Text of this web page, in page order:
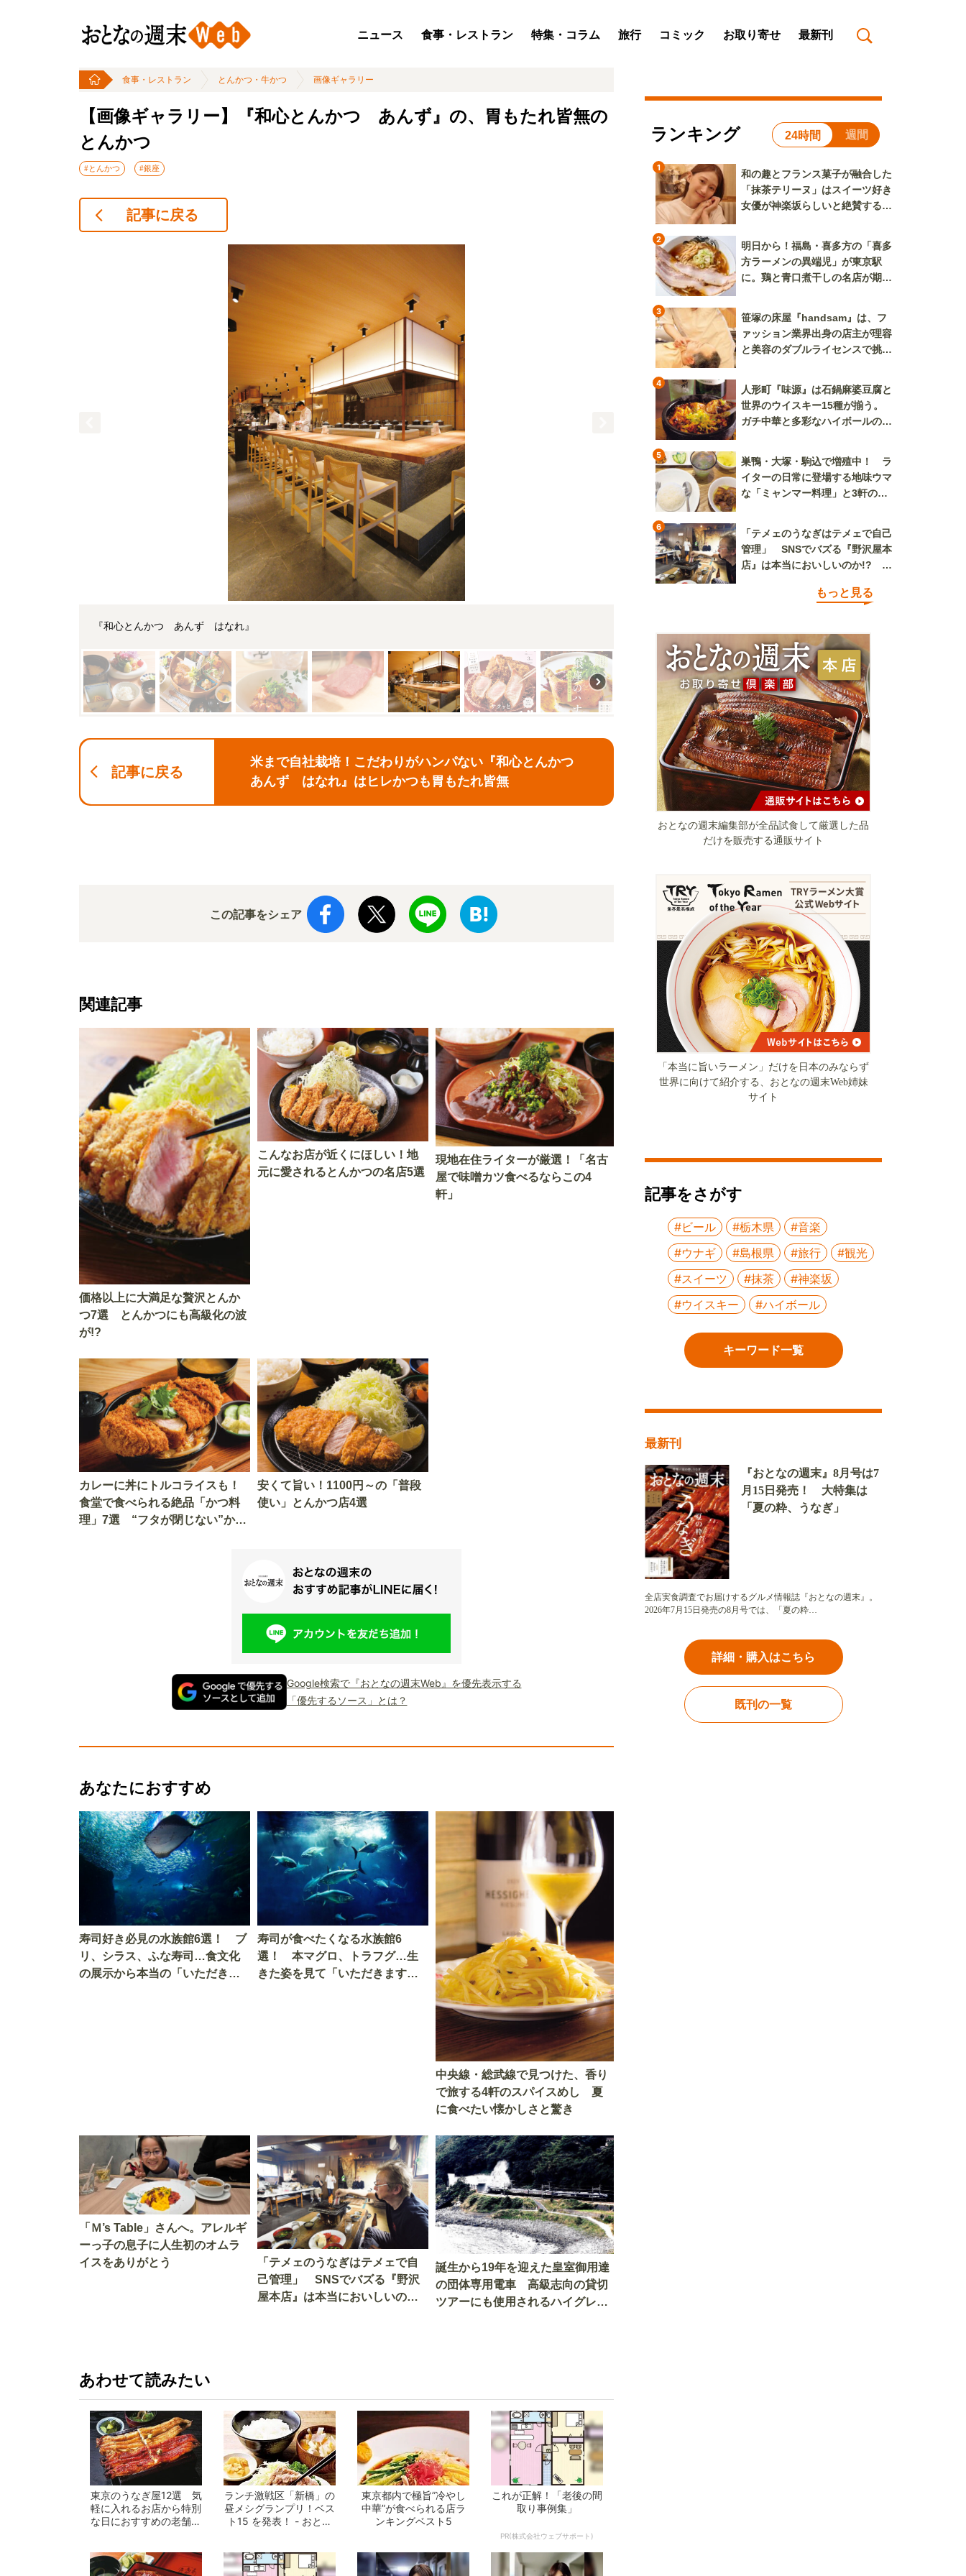
ニュース 食事・レストラン 特集・コラム 旅行 コミック お取り寄せ 最新刊
食事・レストラン とんかつ・牛かつ 画像ギャラリー
【画像ギャラリー】『和心とんかつ あんず』の、胃もたれ皆無の
とんかつ
#とんかつ #銀座
記事に戻る
『和心とんかつ あんず はなれ』
記事に戻る
米まで自社栽培！こだわりがハンパない『和心とんかつ
あんず はなれ』はヒレかつも胃もたれ皆無
この記事をシェア
関連記事
価格以上に大満足な贅沢とんか
つ7選 とんかつにも高級化の波
が!?
こんなお店が近くにほしい！地
元に愛されるとんかつの名店5選
現地在住ライターが厳選！「名古
屋で味噌カツ食べるならこの4
軒」
カレーに丼にトルコライスも！
食堂で食べられる絶品「かつ料
理」7選 “フタが閉じない”かつ
安くて旨い！1100円～の「普段
使い」とんかつ店4選
Google検索で『おとなの週末Web』を優先表示する
「優先するソース」とは？
あなたにおすすめ
寿司好き必見の水族館6選！ ブ
リ、シラス、ふな寿司…食文化
の展示から本当の「いただきま
寿司が食べたくなる水族館6
選！ 本マグロ、トラフグ…生
きた姿を見て「いただきます」
中央線・総武線で見つけた、香り
で旅する4軒のスパイスめし 夏
に食べたい懐かしさと驚き
「Ｍ’s Table」さんへ。アレルギ
ーっ子の息子に人生初のオムラ
イスをありがとう
「テメェのうなぎはテメェで自
己管理」 SNSでバズる『野沢
屋本店』は本当においしいの
誕生から19年を迎えた皇室御用達
の団体専用電車 高級志向の貸切
ツアーにも使用されるハイグレー
あわせて読みたい
東京のうなぎ屋12選 気
軽に入れるお店から特別
な日におすすめの老舗ま
ランチ激戦区「新橋」の
昼メシグランプリ！ベス
ト15 を発表！ - おとな
東京都内で極旨”冷やし
中華”が食べられる店ラ
ンキングベスト5
これが正解！「老後の間
取り事例集」
PR(株式会社ウェブサポート)
ランキング 24時間 週間
1
和の趣とフランス菓子が融合した
「抹茶テリーヌ」はスイーツ好き
女優が神楽坂らしいと絶賛する逸
2
明日から！福島・喜多方の「喜多
方ラーメンの異端児」が東京駅
に。鶏と青口煮干しの名店が期間
3
笹塚の床屋『handsam』は、フ
ァッション業界出身の店主が理容
と美容のダブルライセンスで挑む
4
人形町『味源』は石鍋麻婆豆腐と
世界のウイスキー15種が揃う。
ガチ中華と多彩なハイボールの組
5
巣鴨・大塚・駒込で増殖中！ ラ
イターの日常に登場する地味ウマ
な「ミャンマー料理」と3軒のニ
6
「テメェのうなぎはテメェで自己
管理」 SNSでバズる『野沢屋本
店』は本当においしいのか!? い
もっと見る
おとなの週末編集部が全品試食して厳選した品
だけを販売する通販サイト
「本当に旨いラーメン」だけを日本のみならず
世界に向けて紹介する、おとなの週末Web姉妹
サイト
記事をさがす
#ビール #栃木県
#音楽
#ウナギ
#島根県 #旅行
#観光
#スイーツ
#抹茶
#神楽坂
#ウイスキー
#ハイボール
キーワード一覧
最新刊
『おとなの週末』8月号は7
月15日発売！ 大特集は
「夏の粋、うなぎ」
全店実食調査でお届けするグルメ情報誌『おとなの週末』。
2026年7月15日発売の8月号では、「夏の粋…
詳細・購入はこちら
既刊の一覧